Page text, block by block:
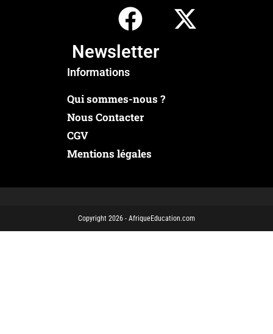
Newsletter
Informations
Qui sommes-nous ?
Nous Contacter
CGV
Mentions légales
Copyright 2026 - AfriqueEducation.com